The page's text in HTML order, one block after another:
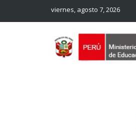
viernes, agosto 7, 2026